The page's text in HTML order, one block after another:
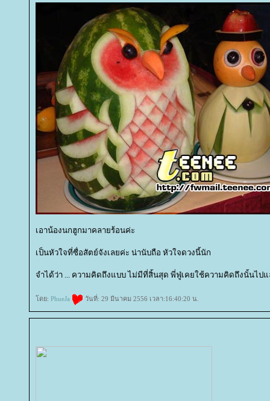
เอาน้องนกฮูกมาคลายร้อนค่ะ
เป็นหัวใจที่ซื่อสัตย์จังเลยค่ะ น่านับถือ หัวใจดวงนี้นัก
จำได้ว่า ... ความคิดถึงแบบ ไม่มีที่สิ้นสุด พี่ฟู่เคยใช้ความคิดถึงนั้นไปแ
ดย: PhueJa วันที่: 29 มีนาคม 2556 เวลา:16:40:20 น.